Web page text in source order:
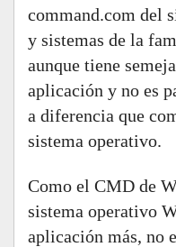
command.com del
y sistemas de la
aunque tiene
aplicación y no es
a diferencia que
sistema operativo.
Como el CMD de
sistema operativo
aplicación más, no